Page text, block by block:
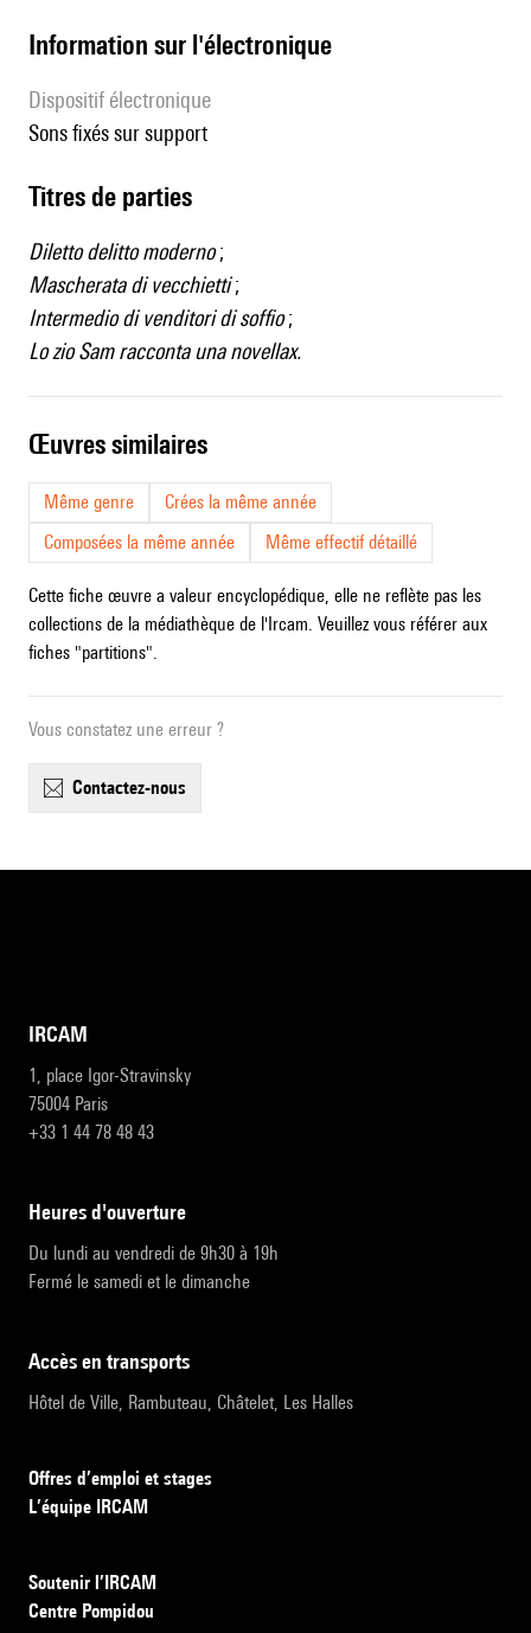
Information sur l'électronique
Dispositif électronique
sons fixés sur support
Titres de parties
Diletto delitto moderno;
Mascherata di vecchietti;
Intermedio di venditori di soffio;
Lo zio Sam racconta una novellax.
œuvres similaires
Même genre
Crées la même année
Composées la même année
Même effectif détaillé
Cette fiche œuvre a valeur encyclopédique, elle ne reflète pas les
collections de la médiathèque de l'Ircam. Veuillez vous référer aux
fiches "partitions".
Vous constatez une erreur ?
contactez-nous
IRCAM
1, place Igor-Stravinsky
75004 Paris
+33 1 44 78 48 43
heures d'ouverture
Du lundi au vendredi de 9h30 à 19h
Fermé le samedi et le dimanche
accès en transports
Hôtel de Ville, Rambuteau, Châtelet, Les Halles
Offres d’emploi et stages
L’équipe IRCAM
Soutenir l’IRCAM
Centre Pompidou